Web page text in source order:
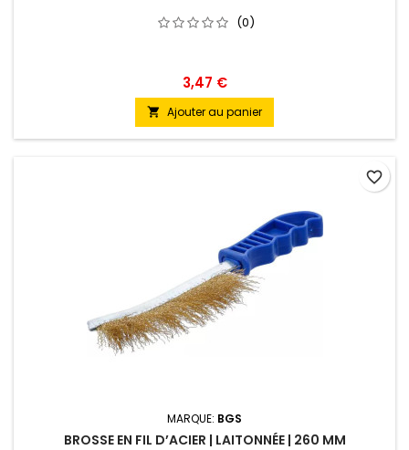
(0)
3,47 €
 Ajouter au panier
MARQUE: BGS
BROSSE EN FIL D’ACIER | LAITONNÉE | 260 MM
favorite_border